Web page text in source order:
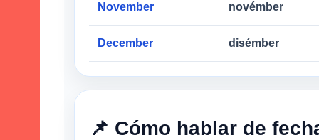
November novémber
December disémber
📌 Cómo hablar de